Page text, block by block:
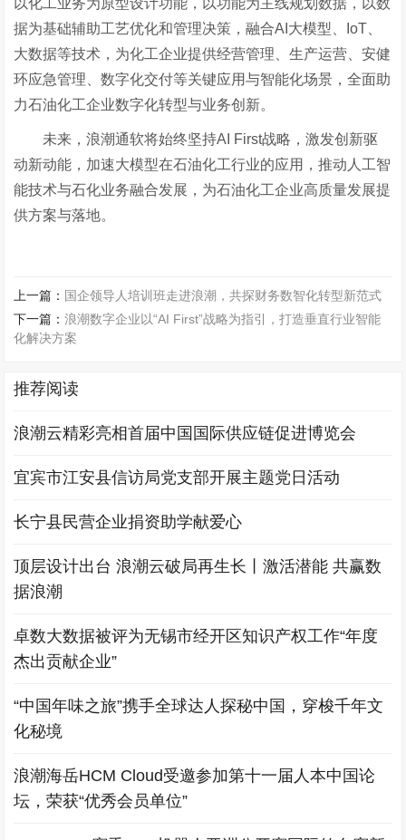
以化工业务为原型设计功能，以功能为主线规划数据，以数
据为基础辅助工艺优化和管理决策，融合AI大模型、IoT、
大数据等技术，为化工企业提供经营管理、生产运营、安健
环应急管理、数字化交付等关键应用与智能化场景，全面助
力石油化工企业数字化转型与业务创新。
未来，浪潮通软将始终坚持AI First战略，激发创新驱
动新动能，加速大模型在石油化工行业的应用，推动人工智
能技术与石化业务融合发展，为石油化工企业高质量发展提
供方案与落地。
上一篇： 国企领导人培训班走进浪潮，共探财务数智化转型新范式
下一篇：浪潮数字企业以“AI First”战略为指引，打造垂直行业智能
化解决方案
推荐阅读
浪潮云精彩亮相首届中国国际供应链促进博览会
宜宾市江安县信访局党支部开展主题党日活动
长宁县民营企业捐资助学献爱心
顶层设计出台 浪潮云破局再生长丨激活潜能 共赢数
据浪潮
卓数大数据被评为无锡市经开区知识产权工作“年度
杰出贡献企业”
“中国年味之旅”携手全球达人探秘中国，穿梭千年文
化秘境
浪潮海岳HCM Cloud受邀参加第十一届人本中国论
坛，荣获“优秀会员单位”